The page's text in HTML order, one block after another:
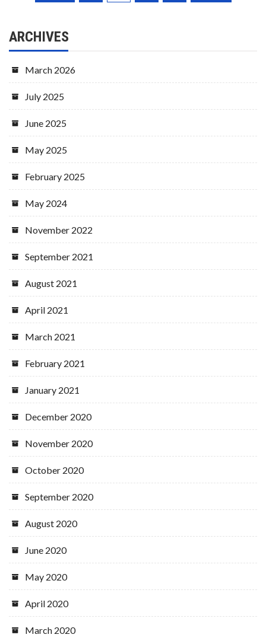
ARCHIVES
March 2026
July 2025
June 2025
May 2025
February 2025
May 2024
November 2022
September 2021
August 2021
April 2021
March 2021
February 2021
January 2021
December 2020
November 2020
October 2020
September 2020
August 2020
June 2020
May 2020
April 2020
March 2020